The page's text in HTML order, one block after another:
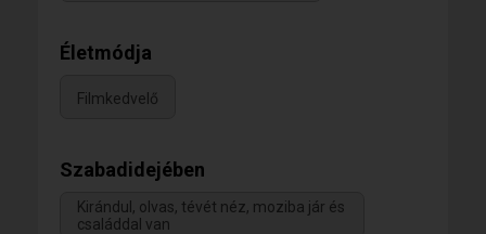
Életmódja
Filmkedvelő
Szabadidejében
Kirándul, olvas, tévét néz, moziba jár és
családdal van